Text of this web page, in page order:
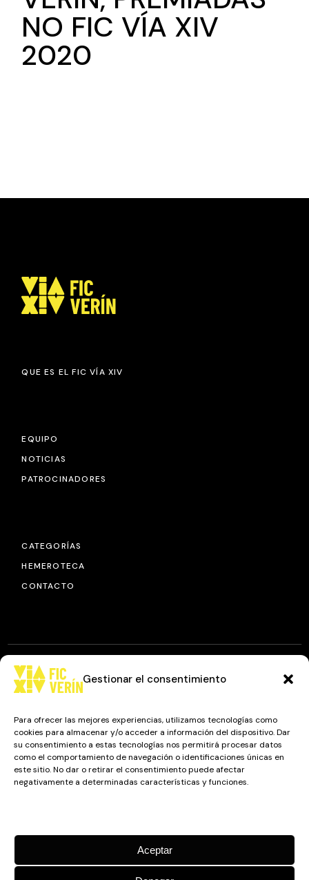
Gestionar el consentimiento
Para ofrecer las mejores experiencias, utilizamos tecnologías como
cookies para almacenar y/o acceder a información del dispositivo. Dar
su consentimiento a estas tecnologías nos permitirá procesar datos
como el comportamiento de navegación o identificaciones únicas en
este sitio. No dar o retirar el consentimiento puede afectar
negativamente a determinadas características y funciones.
Aceptar
NO FIC VÍA XIV
2020
QUE ES EL FIC VÍA XIV
EQUIPO
NOTICIAS
PATROCINADORES
CATEGORÍAS
HEMEROTECA
CONTACTO
Camino a Balnearios de Sousas
32600, Verín, Ourense